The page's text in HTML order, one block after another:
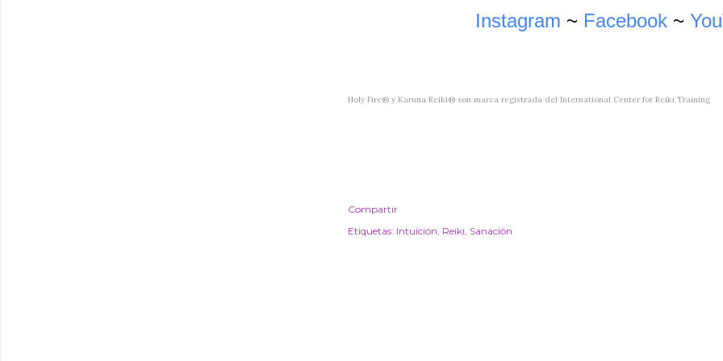
Instagram ~ Facebook ~
Holy Fire® y Karuna Reiki® son marca registrada del International Center for Reiki Training
Compartir
Etiquetas: Intuición Reiki Sanación